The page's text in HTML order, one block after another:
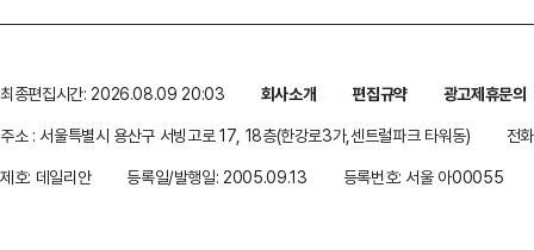
최종편집시간: 2026.08.09 20:03 회사소개 편집규약
광고제휴문의
주소 : 서울특별시 용산구 서빙고로 17, 18층(한강로3가,센트럴파크 타워동)
전
제호: 데일리안
등록일/발행일: 2005.09.13 등록번호: 서울 아00055